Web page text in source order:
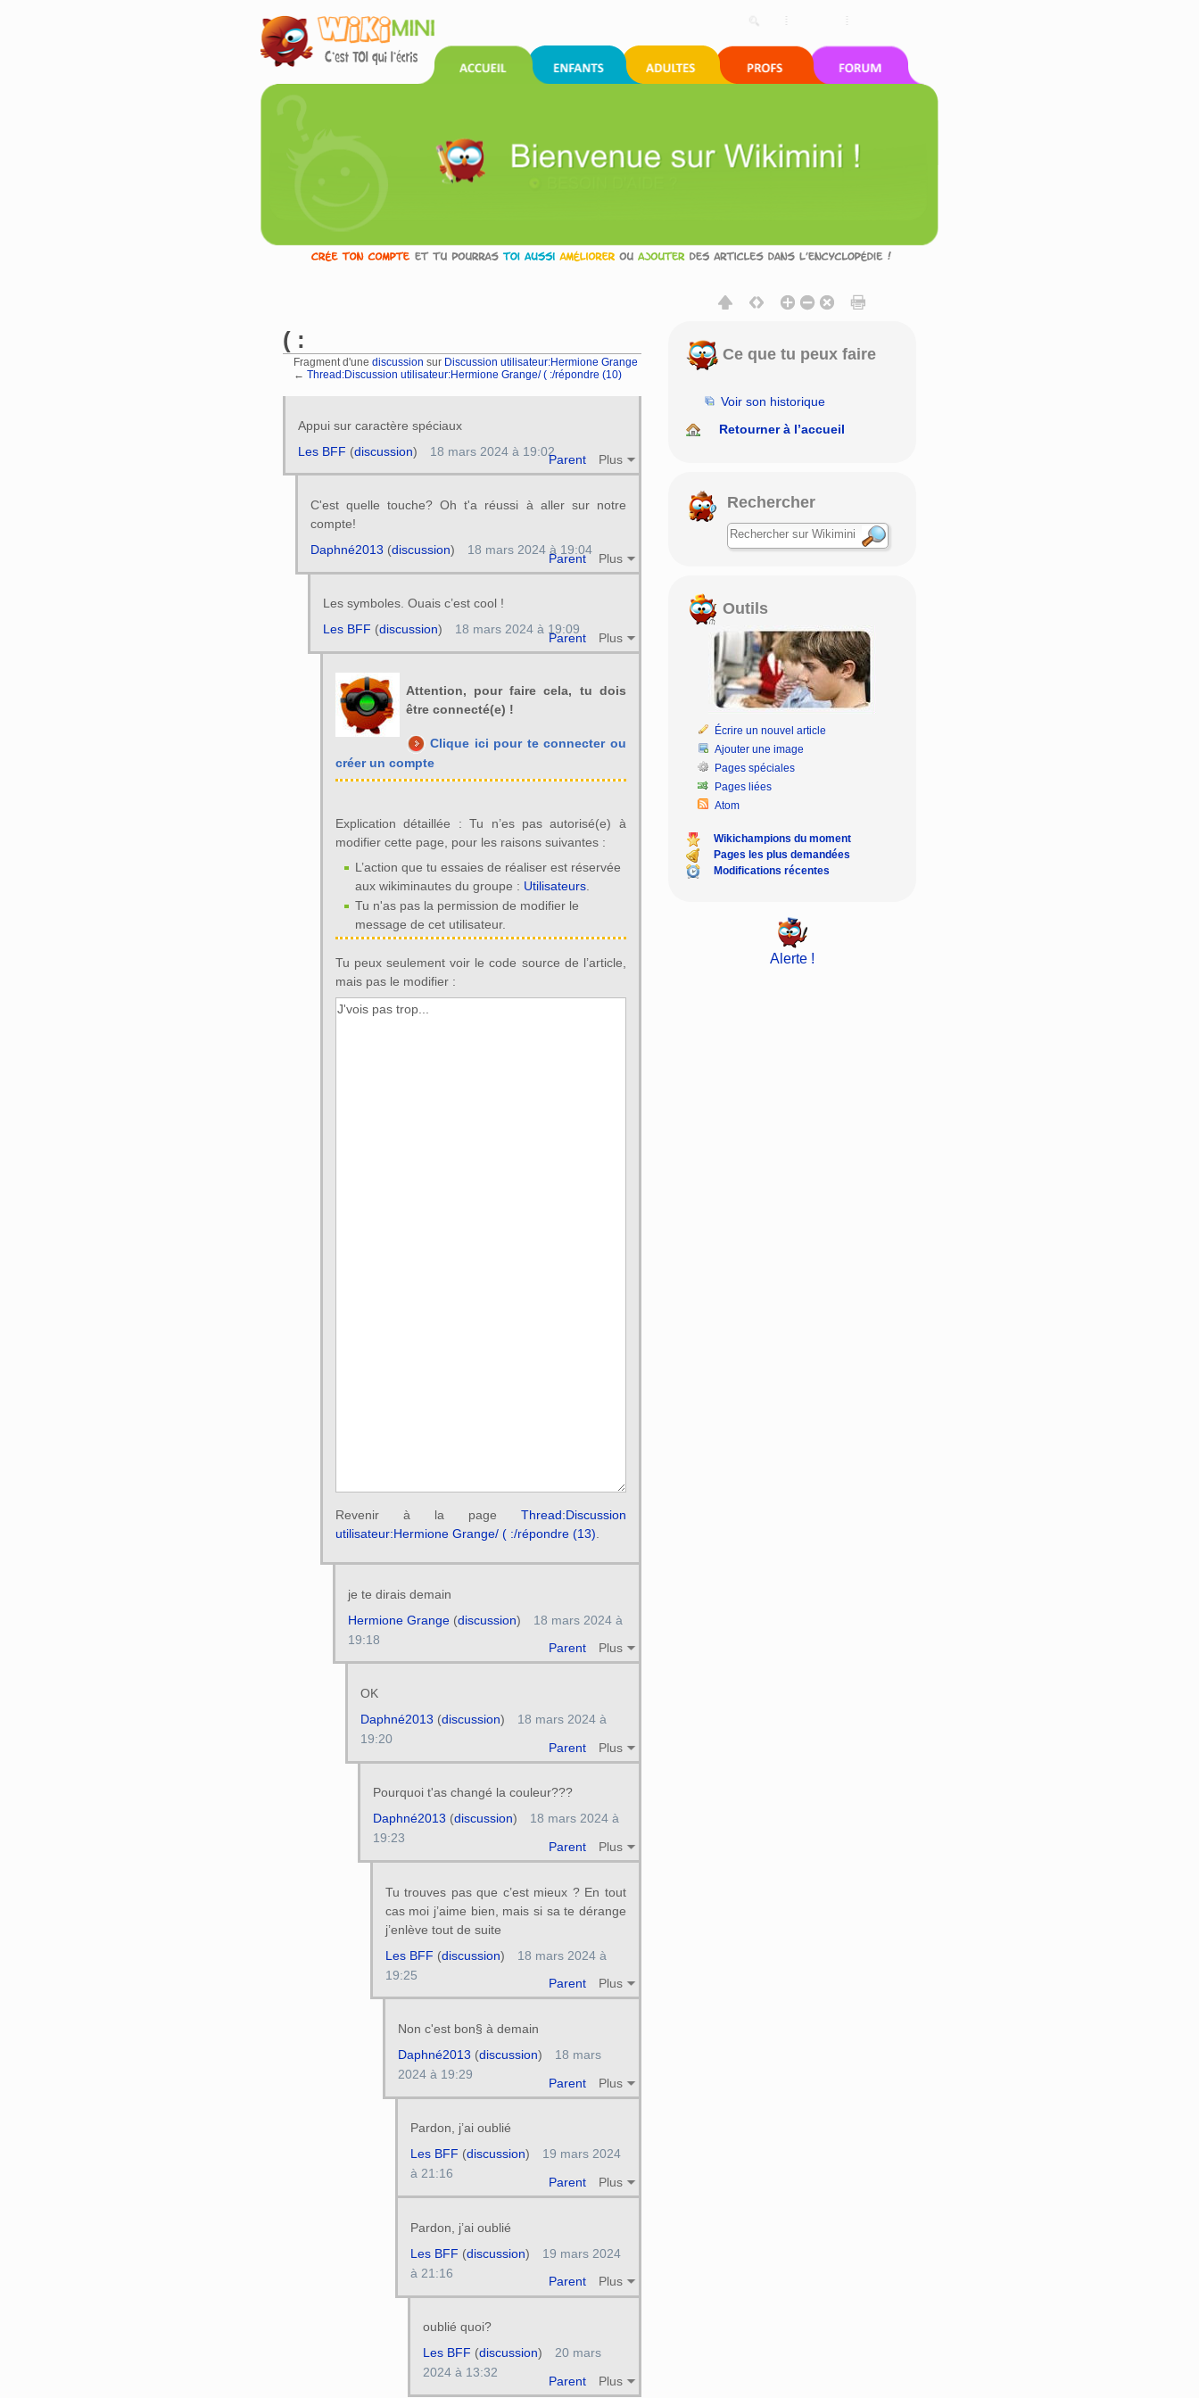
( :
Fragment d'une discussion sur Discussion utilisateur:Hermione Grange
← Thread:Discussion utilisateur:Hermione Grange/ ( :/répondre (10)
Appui sur caractère spéciaux
Parent Plus
Les BFF (discussion) 18 mars 2024 à 19:02
C'est quelle touche? Oh t'a réussi à aller sur notre
compte!
Parent Plus
Daphné2013 (discussion) 18 mars 2024 à 19:04
Les symboles. Ouais c’est cool !
Parent Plus
Les BFF (discussion) 18 mars 2024 à 19:09
Attention, pour faire cela, tu dois
être connecté(e) !
Clique ici pour te connecter ou
créer un compte
Explication détaillée : Tu n’es pas autorisé(e) à
modifier cette page, pour les raisons suivantes :
L’action que tu essaies de réaliser est réservée
aux wikiminautes du groupe : Utilisateurs
Tu n'as pas la permission de modifier le
message de cet utilisateur.
Tu peux seulement voir le code source de l’article,
mais pas le modifier :
Revenir à la page Thread:Discussion
utilisateur:Hermione Grange/ ( :/répondre (13)
je te dirais demain
Parent Plus
Hermione Grange(discussion)
18 mars 2024 à
19:18
OK
Parent Plus
Daphné2013 (discussion)
18 mars 2024 à
19:20
Pourquoi t'as changé la couleur???
Parent Plus
Daphné2013 (discussion)
18 mars 2024 à
19:23
Tu trouves pas que c’est mieux ? En tout
cas moi j’aime bien, mais si sa te dérange
j’enlève tout de suite
Parent Plus
Les BFF (discussion)
18 mars 2024 à
19:25
Non c'est bon§ à demain
Parent Plus
Daphné2013 (discussion)
18 mars
2024 à 19:29
Pardon, j’ai oublié
Parent Plus
Les BFF (discussion)
19 mars 2024
à 21:16
Pardon, j’ai oublié
Parent Plus
Les BFF (discussion)
19 mars 2024
à 21:16
oublié quoi?
Parent Plus
Les BFF (discussion)
20 mars
2024 à 13:32
Ce que tu peux faire
Voir son historique
Retourner à l’accueil
Rechercher
Outils
Écrire un nouvel article
Ajouter une image
Pages spéciales
Pages liées
Atom
Wikichampions du moment
Pages les plus demandées
Modifications récentes
Alerte !